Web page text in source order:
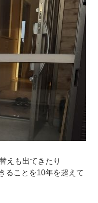
えも出てきたり
ることを10年を超えて